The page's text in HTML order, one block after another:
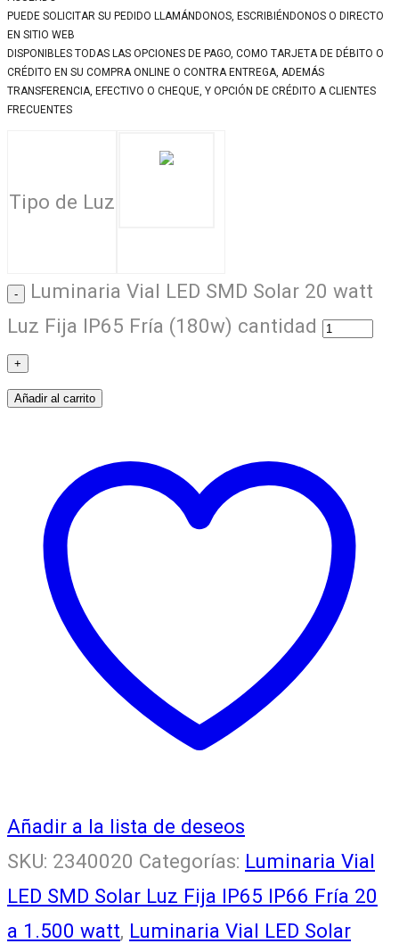
PUEDE SOLICITAR SU PEDIDO LLAMÁNDONOS, ESCRIBIÉNDONOS O DIRECTO
EN SITIO WEB
DISPONIBLES TODAS LAS OPCIONES DE PAGO, COMO TARJETA DE DÉBITO O
CRÉDITO EN SU COMPRA ONLINE O CONTRA ENTREGA, ADEMÁS
TRANSFERENCIA, EFECTIVO O CHEQUE, Y OPCIÓN DE CRÉDITO A CLIENTES
FRECUENTES
Tipo de Luz
Luminaria Vial LED SMD Solar 20 watt
Luz Fija IP65 Fría (180w) cantidad
Añadir al carrito
Añadir a la lista de deseos
SKU: 2340020 Categorías: Luminaria Vial
LED SMD Solar Luz Fija IP65 IP66 Fría 20
a 1.500 watt, Luminaria Vial LED Solar